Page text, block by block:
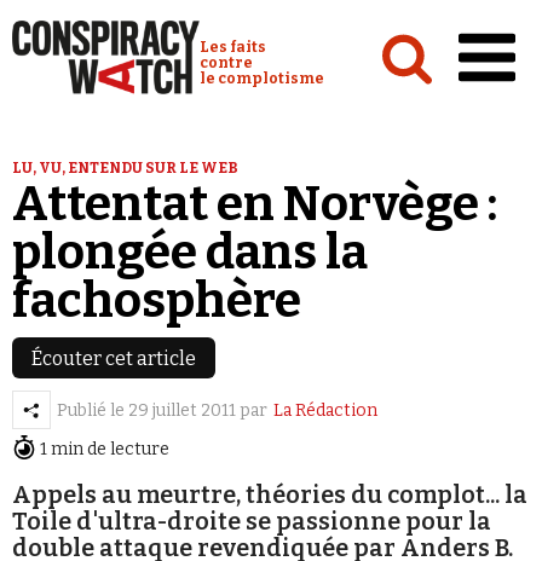
Conspiracy Watch :
Les faits
contre
le complotisme
Analyses
Conspipédia
Vidéos
Émissions
Revues de presse
Newsletter
LU, VU, ENTENDU SUR LE WEB
Attentat en Norvège :
plongée dans la
fachosphère
Écouter cet article
Publié le 29 juillet 2011 par La Rédaction
1 min de lecture
Appels au meurtre, théories du complot... la
Toile d'ultra-droite se passionne pour la
double attaque revendiquée par Anders B.